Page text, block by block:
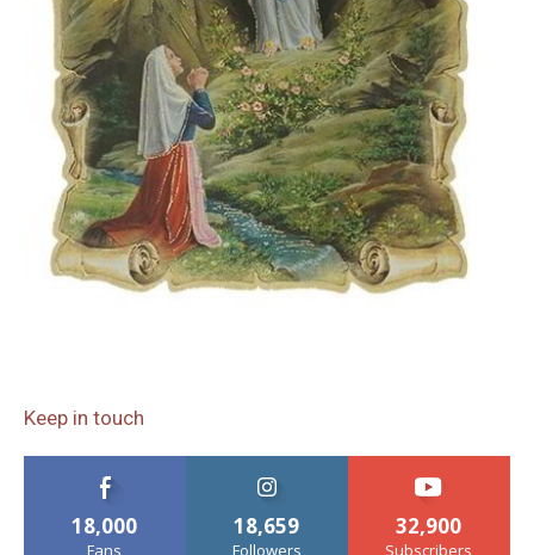
Keep in touch
18,000
Fans
18,659
Followers
32,900
Subscribers